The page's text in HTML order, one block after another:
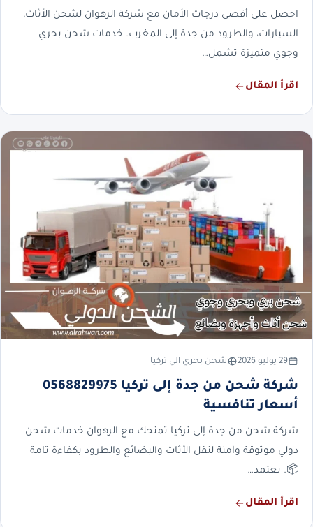
احصل على أقصى درجات الأمان مع شركة الرهوان لشحن الأثاث،
السيارات، والطرود من جدة إلى المغرب. خدمات شحن بحري
وجوي متميزة تشمل…
اقرأ المقال
29 يوليو 2026 شحن بحري الي تركيا
شركة شحن من جدة إلى تركيا 0568829975
أسعار تنافسية
شركة شحن من جدة إلى تركيا تمنحك مع الرهوان خدمات شحن
دولي موثوقة وآمنة لنقل الأثاث والبضائع والطرود بكفاءة تامة
📦. نعتمد…
اقرأ المقال